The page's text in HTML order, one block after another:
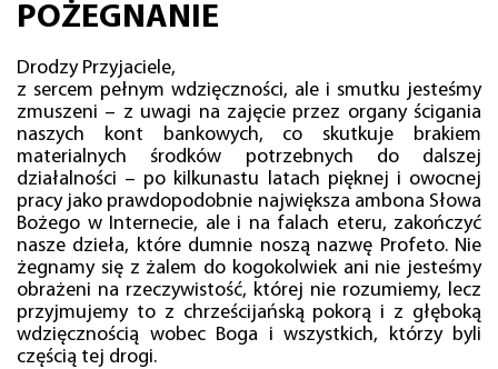
POŻEGNANIE
Drodzy Przyjaciele,
z sercem pełnym wdzięczności, ale i smutku jesteśmy
zmuszeni – z uwagi na zajęcie przez organy ścigania
naszych kont bankowych, co skutkuje brakiem
materialnych środków potrzebnych do dalszej
działalności – po kilkunastu latach pięknej i owocnej
pracy jako prawdopodobnie największa ambona Słowa
Bożego w Internecie, ale i na falach eteru, zakończyć
nasze dzieła, które dumnie noszą nazwę Profeto. Nie
żegnamy się z żalem do kogokolwiek ani nie jesteśmy
obrażeni na rzeczywistość, której nie rozumiemy, lecz
przyjmujemy to z chrześcijańską pokorą i z głęboką
wdzięcznością wobec Boga i wszystkich, którzy byli
częścią tej drogi.